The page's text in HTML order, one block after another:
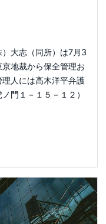
）大志（同所）は7月3
地裁から保全管理お
人には高木洋平弁護
門１－１５－１２）